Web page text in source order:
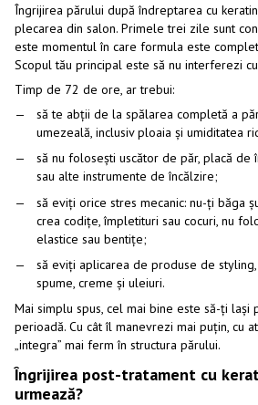
Îngrijirea părului după îndreptarea cu
plecarea din salon. Primele trei zile sunt
este momentul în care formula este
Scopul tău principal este să nu interferezi
Timp de 72 de ore, ar trebui:
să te abții de la spălarea completă a
umezeală, inclusiv ploaia și umiditatea
să nu folosești uscător de păr, placă
sau alte instrumente de încălzire;
să eviți orice stres mecanic: nu-ți băga
crea codițe, împletituri sau cocuri, nu
elastice sau bentițe;
să eviți aplicarea de produse de
spume, creme și uleiuri.
Mai simplu spus, cel mai bine este să-ți lași
perioadă. Cu cât îl manevrezi mai puțin, cu
„integra” mai ferm în structura părului.
Îngrijirea post-tratament cu
urmează?